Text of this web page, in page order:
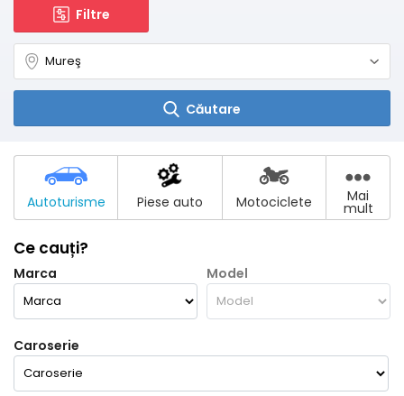
Filtre
Căutare
Autoturisme Piese auto Motociclete Mai
mult
Ce cauți?
Marca Model
Caroserie